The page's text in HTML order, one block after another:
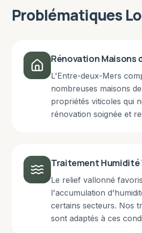
Problématiques
Rénovation Maisons
L'Entre-deux-Mers
nombreuses maisons
propriétés viticoles qui
rénovation soignée et
Traitement Humidité
Le relief vallonné
l'accumulation
certains secteurs. Nos
sont adaptés à ces